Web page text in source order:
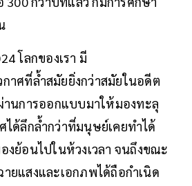
โลกของเรา มี
าศที่ล้ำสมัยยิ่งกว่าสมัยในอดีต
านการออกแบบมาให้มองทะลุ
ได้ลึกล้ำกว่าที่มนุษย์เคยทำได้
งย้อนไปในห้วงเวลา จนถึงขณะ
ยแสงและเอกภพได้ถือกำเนิด